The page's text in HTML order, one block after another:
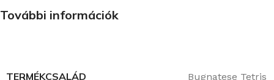
További információk
TERMÉKCSALÁD Bugnatese Tetris